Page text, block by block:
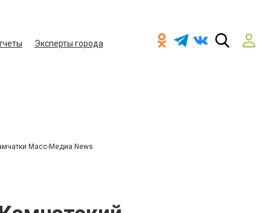
Эксперты города
Масс-Медиа News